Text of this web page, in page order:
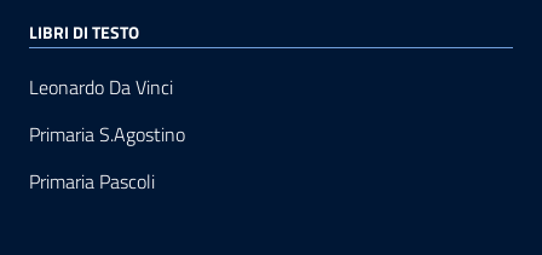
LIBRI DI TESTO
Leonardo Da Vinci
Primaria S.Agostino
Primaria Pascoli